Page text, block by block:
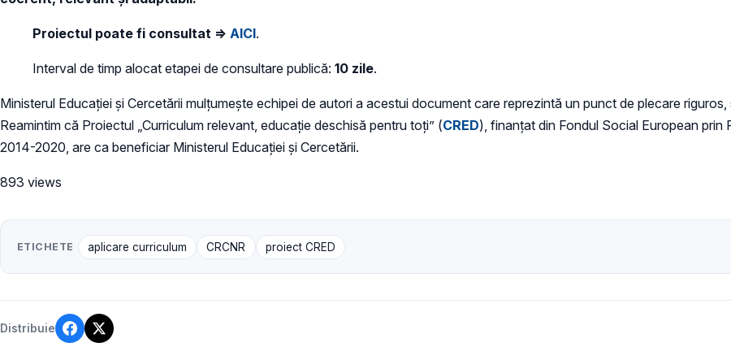
Proiectul poate fi consultat ⇒ AICI.
Interval de timp alocat etapei de consultare publică: 10 zile.
Ministerul Educației și Cercetării mulțumește echipei de autori a acestui document care reprezintă un punct de plecare
Reamintim că Proiectul „Curriculum relevant, educație deschisă pentru toți” (CRED), finanțat din Fondul Social European prin
2014-2020, are ca beneficiar Ministerul Educației și Cercetării.
893 views
ETICHETE aplicare curriculum CRCNR proiect CRED
Distribuie